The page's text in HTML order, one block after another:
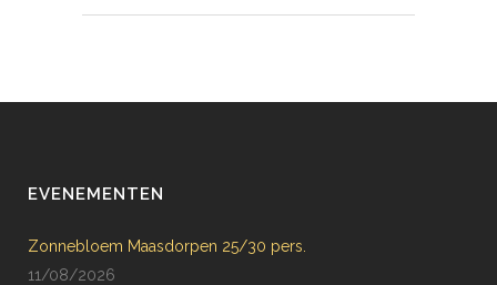
EVENEMENTEN
Zonnebloem Maasdorpen 25/30 pers.
11/08/2026